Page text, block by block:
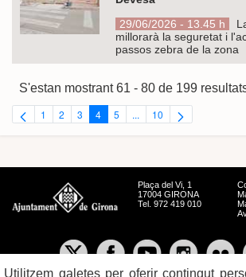
29/06/2026 - 13.45 h
millorarà la seguretat i
passos zebra de la zona
S'estan mostrant 61 - 80 de 199
Pàgina
1 Pàgina
2 Pàgina
3 Pàgina
4 Pàgina
5 ...Pàgines intermèdies
Pàgina
10
Plaça del Vi, 1
17004 GIRONA
Tel. 972 419 010
Utilitzem galetes per oferir contingut